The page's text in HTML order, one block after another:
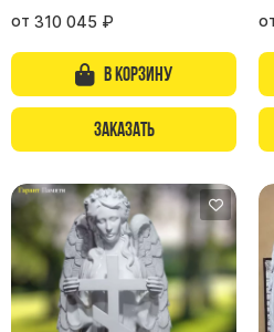
Скульптуры, барельефы
Недорогие
Памятники с
Памятники
Памятники
Памятники
Памятники
Памятники
Памятники
от 310 045 ₽
В корзину
Заказать